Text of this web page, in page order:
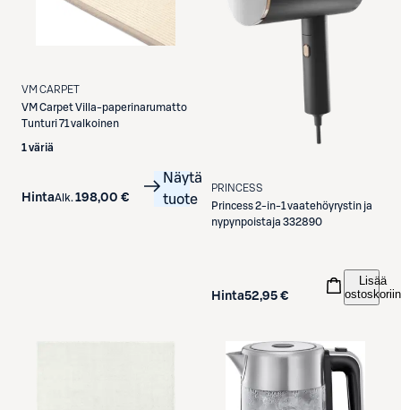
VM CARPET
VM CarpetVilla-paperinarumatto
Tunturi 71 valkoinen
1 väriä
HintaAlk. 198,00 €
Näytä
tuote
PRINCESS
Princess2-in-1 vaatehöyrystin ja
nypynpoistaja 332890
Hinta52,95 €
Lisää
ostoskoriin